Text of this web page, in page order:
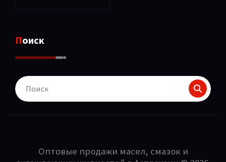
Поиск
Поиск
для:
Оптовые продажи масел, смазок и